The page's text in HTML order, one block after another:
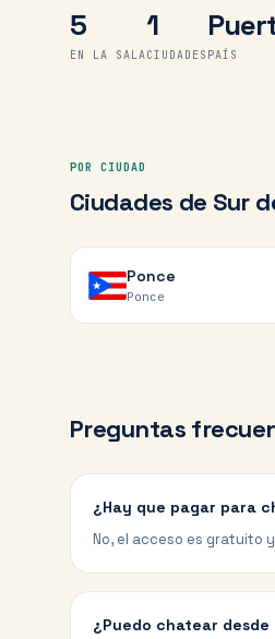
5
EN LA SALA
1
CIUDADES PAÍS
POR CIUDAD
Ciudades de Sur
Ponce
Ponce
Preguntas
¿Hay que pagar para
No, el acceso es gratuito
¿Puedo chatear